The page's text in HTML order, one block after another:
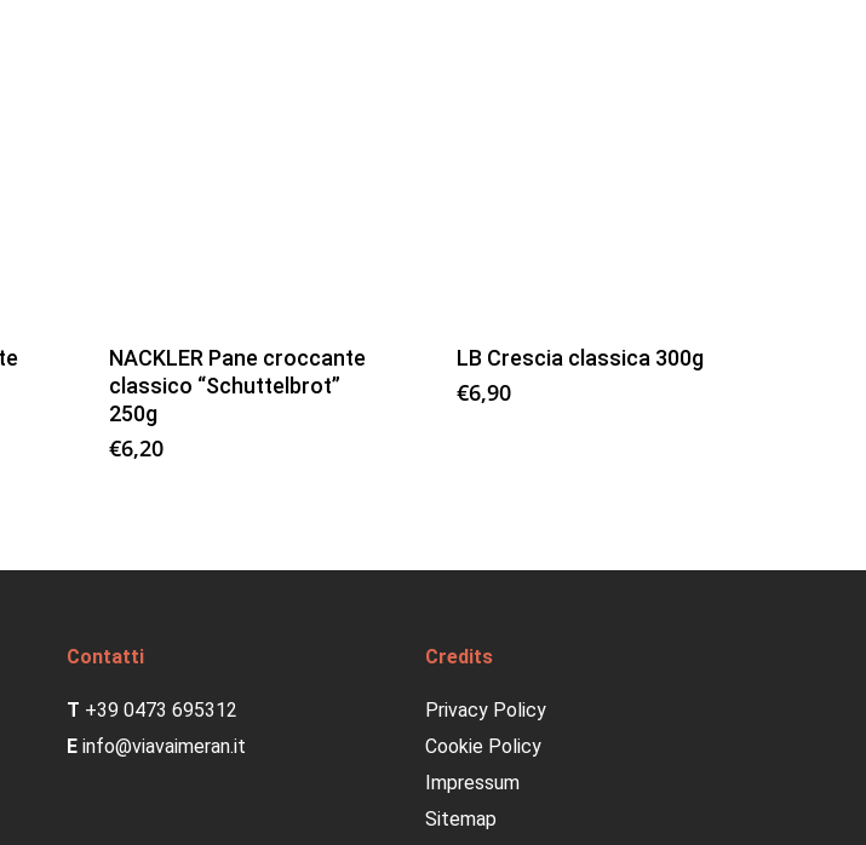
NACKLER Pane croccante
classico “Schuttelbrot”
250g
€6,20
LB Crescia classica 300g
€6,90
Contatti
T +39 0473 695312
E info@viavaimeran.it
Credits
Privacy Policy
Cookie Policy
Impressum
Sitemap